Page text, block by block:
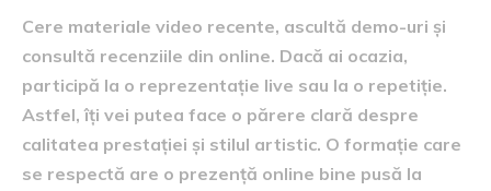
Cere materiale video recente, ascultă demo-uri și
consultă recenziile din online. Dacă ai ocazia,
participă la o reprezentație live sau la o repetiție.
Astfel, îți vei putea face o părere clară despre
calitatea prestației și stilul artistic. O formație care
se respectă are o prezență online bine pusă la